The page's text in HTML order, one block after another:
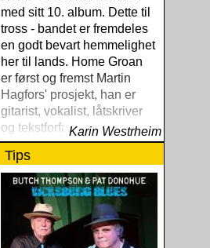
med sitt 10. album. Dette til
tross - bandet er fremdeles
en godt bevart hemmelighet
her til lands. Home Groan
er først og fremst Martin
Hagfors' prosjekt, han er
gitarist, vokalist, låtskriver
og tekstforfatterKarin Westrheim
Tips